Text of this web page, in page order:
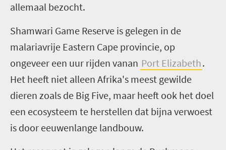
allemaal bezocht.
Shamwari Game Reserve is gelegen in de
malariavrije Eastern Cape provincie, op
ongeveer een uur rijden vanan Port Elizabeth.
Het heeft niet alleen Afrika's meest gewilde
dieren zoals de Big Five, maar heeft ook het doel
een ecosysteem te herstellen dat bijna verwoest
is door eeuwenlange landbouw.